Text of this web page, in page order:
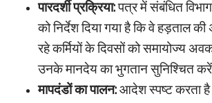
पारदर्शी प्रक्रिया:पत्र में संबंधित
को निर्देश दिया गया है कि वे हड़ताल
रहे कर्मियों के दिवसों को समायोज्य
उनके मानदेय का भुगतान सुनिश्चित
मापदंडों का पालन: आदेश स्पष्ट करता है